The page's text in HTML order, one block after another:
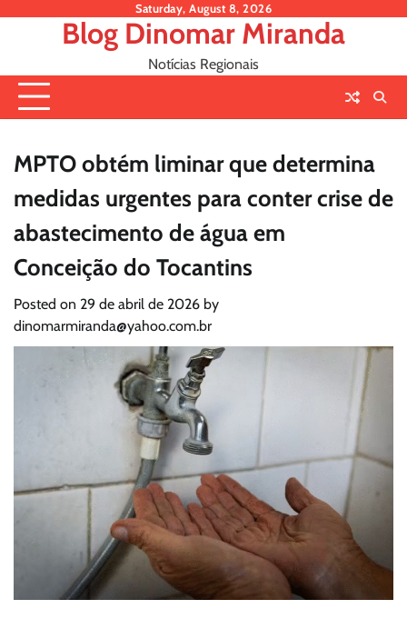
Saturday, August 8, 2026
Blog Dinomar Miranda
Notícias Regionais
MPTO obtém liminar que determina
medidas urgentes para conter crise de
abastecimento de água em
Conceição do Tocantins
Posted on 29 de abril de 2026 by
dinomarmiranda@yahoo.com.br